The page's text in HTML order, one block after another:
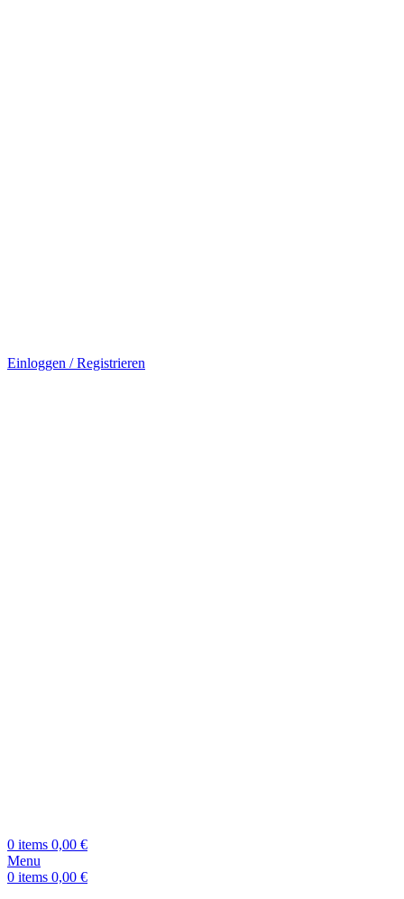
Einloggen / Registrieren
0 items 0,00 €
Menu
0 items 0,00 €